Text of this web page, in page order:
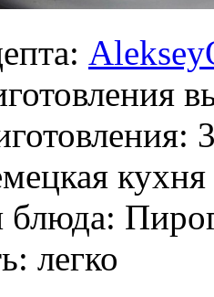
кухня
блюда:
легко